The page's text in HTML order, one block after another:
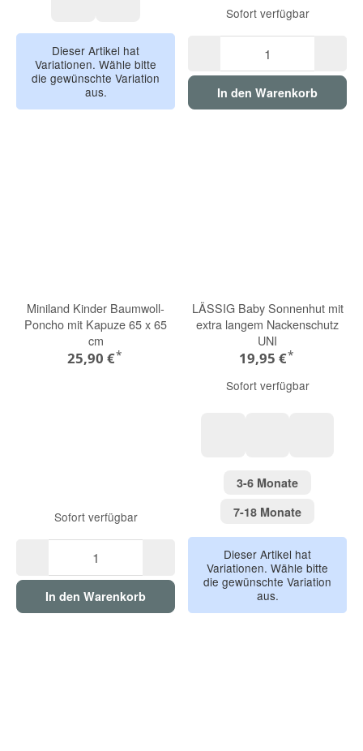
Dieser Artikel hat
Variationen. Wähle bitte
die gewünschte Variation
aus.
Sofort verfügbar
In den Warenkorb
Miniland Kinder Baumwoll-
Poncho mit Kapuze 65 x 65
cm
25,90 €*
Sofort verfügbar
In den Warenkorb
LÄSSIG Baby Sonnenhut mit
extra langem Nackenschutz
UNI
19,95 €*
Sofort verfügbar
3-6 Monate3-6 Monate
7-18 Monate7-18
Dieser Artikel hat
Variationen. Wähle bitte
die gewünschte Variation
aus.